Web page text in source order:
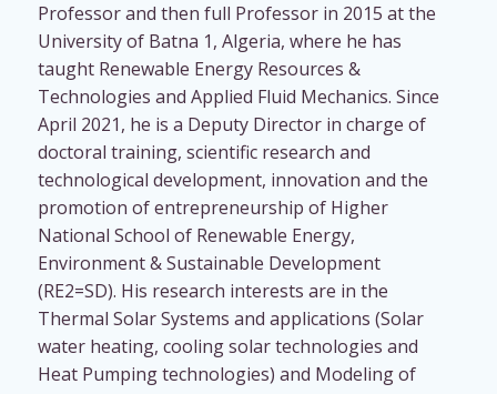
Professor and then full Professor in 2015 at the
University of Batna 1, Algeria, where he has
taught Renewable Energy Resources &
Technologies and Applied Fluid Mechanics. Since
April 2021, he is a Deputy Director in charge of
doctoral training, scientific research and
technological development, innovation and the
promotion of entrepreneurship of Higher
National School of Renewable Energy,
Environment & Sustainable Development
(RE2=SD). His research interests are in the
Thermal Solar Systems and applications (Solar
water heating, cooling solar technologies and
Heat Pumping technologies) and Modeling of